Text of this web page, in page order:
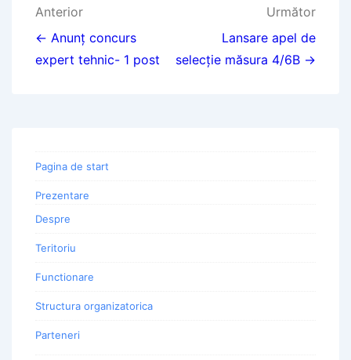
Navigare
în
articole
Anterior
← Anunț concurs
expert tehnic- 1 post
Următor
Lansare apel de
selecție măsura 4/6B →
Pagina de start
Prezentare
Despre
Teritoriu
Functionare
Structura organizatorica
Parteneri